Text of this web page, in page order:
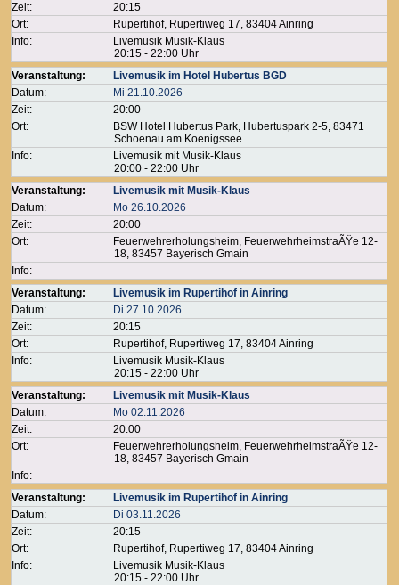
Zeit:
20:15
Ort:
Rupertihof, Rupertiweg 17, 83404 Ainring
Info:
Livemusik Musik-Klaus
20:15 - 22:00 Uhr
Veranstaltung:
Livemusik im Hotel Hubertus BGD
Datum:
Mi 21.10.2026
Zeit:
20:00
Ort:
BSW Hotel Hubertus Park, Hubertuspark 2-5, 83471
Schoenau am Koenigssee
Info:
Livemusik mit Musik-Klaus
20:00 - 22:00 Uhr
Veranstaltung:
Livemusik mit Musik-Klaus
Datum:
Mo 26.10.2026
Zeit:
20:00
Ort:
Feuerwehrerholungsheim, FeuerwehrheimstraÃŸe 12-
18, 83457 Bayerisch Gmain
Info:
Veranstaltung:
Livemusik im Rupertihof in Ainring
Datum:
Di 27.10.2026
Zeit:
20:15
Ort:
Rupertihof, Rupertiweg 17, 83404 Ainring
Info:
Livemusik Musik-Klaus
20:15 - 22:00 Uhr
Veranstaltung:
Livemusik mit Musik-Klaus
Datum:
Mo 02.11.2026
Zeit:
20:00
Ort:
Feuerwehrerholungsheim, FeuerwehrheimstraÃŸe 12-
18, 83457 Bayerisch Gmain
Info:
Veranstaltung:
Livemusik im Rupertihof in Ainring
Datum:
Di 03.11.2026
Zeit:
20:15
Ort:
Rupertihof, Rupertiweg 17, 83404 Ainring
Info:
Livemusik Musik-Klaus
20:15 - 22:00 Uhr